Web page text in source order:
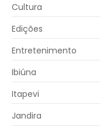
Cultura
Edições
Entretenimento
Ibiúna
Itapevi
Jandira